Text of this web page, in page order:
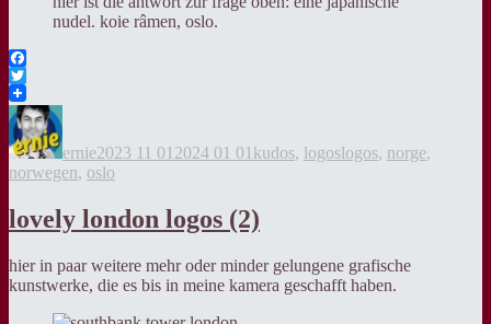
nudel. koie râmen, oslo.
Facebook
Twitter
ernie2023 11 01 2024 01 01 kudos, logoslogos, norge,
norwegen, oslo
lovely london logos (2)
hier in paar weitere mehr oder minder gelungene grafische
kunstwerke, die es bis in meine kamera geschafft haben.